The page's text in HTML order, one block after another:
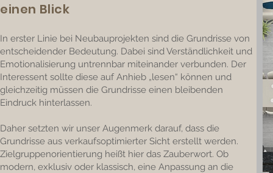
einen Blick
In erster Linie bei Neubauprojekten sind die Grundrisse von
entscheidender Bedeutung. Dabei sind Verständlichkeit und
Emotionalisierung untrennbar miteinander verbunden. Der
Interessent sollte diese auf Anhieb „lesen“ können und
gleichzeitig müssen die Grundrisse einen bleibenden
Eindruck hinterlassen.
Daher setzten wir unser Augenmerk darauf, dass die
Grundrisse aus verkaufsoptimierter Sicht erstellt werden.
Zielgruppenorientierung heißt hier das Zauberwort. Ob
modern, exklusiv oder klassisch, eine Anpassung an die